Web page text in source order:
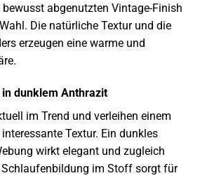
abgenutzten Vintage-Finish
Die natürliche Textur und die
erzeugen eine warme und
dunklem Anthrazit
im Trend und verleihen einem
Textur. Ein dunkles
wirkt elegant und zugleich
im Stoff sorgt für